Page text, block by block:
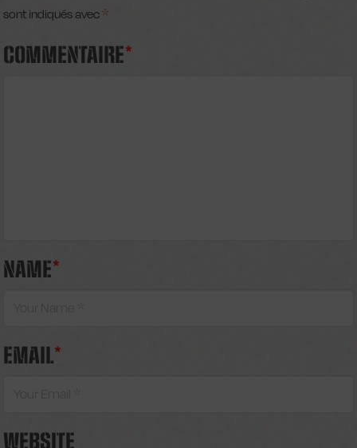
sont indiqués avec*
COMMENTAIRE*
NAME*
EMAIL*
WEBSITE